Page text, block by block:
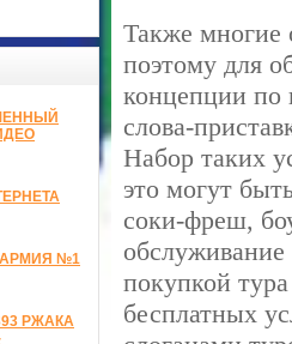
№1
РЖАКА
Также многие
поэтому для
концепции по
слова-
Набор таких
это могут
соки-фреш,
обслуживание
покупкой
бесплатных